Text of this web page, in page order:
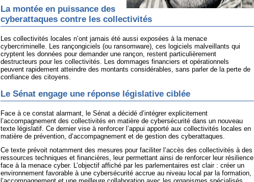
La montée en puissance des
cyberattaques contre les collectivités
Les collectivités locales n’ont jamais été aussi exposées à la menace
cybercriminelle. Les rançongiciels (ou ransomware), ces logiciels malveillants qui
cryptent les données pour demander une rançon, restent particulièrement
destructeurs pour les collectivités. Les dommages financiers et opérationnels
peuvent rapidement atteindre des montants considérables, sans parler de la perte de
confiance des citoyens.
Le Sénat engage une réponse législative ciblée
Face à ce constat alarmant, le Sénat a décidé d’intégrer explicitement
l’accompagnement des collectivités en matière de cybersécurité dans un nouveau
texte législatif. Ce dernier vise à renforcer l’appui apporté aux collectivités locales en
matière de prévention, d’accompagnement et de gestion des cyberattaques.
Ce texte prévoit notamment des mesures pour faciliter l’accès des collectivités à des
ressources techniques et financières, leur permettant ainsi de renforcer leur résilience
face à la menace cyber. L’objectif affiché par les parlementaires est clair : créer un
environnement favorable à une cybersécurité accrue au niveau local par la formation,